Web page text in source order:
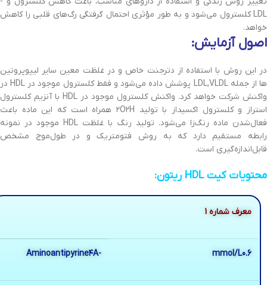
LDL کلسترول می‌شود و به‌ طور مؤثری‌ احتمال گرفتگی‌ رگ‌های قلبی‌ را کاهش‌
خواهد.
اصول آزمایش‌:
در این‌ روش با استفاده از دترجنت‌ خاص و در غلظت‌ معین‌ سایر لیپوپروتین
ها از جمله‌ LDL,VLDL پوشش‌ داده می‌شود و فقط‌ کلسترول موجود در HDL در
واکنش‌ شرکت‌ خواهد کرد. واکنش‌ کلسترول موجود در HDL با آنزیم‌ کلسترول
استراز و کلسترول اکسیداز با تولید ٢O٢H همراه است‌ که‌ این‌ ماده باعث‌
فعال‌شدن ماده رنگ‌زا می‌شود. تولید رنگ‌ با غلظت HDL موجود در نمونه
رابطه‌ مستقیم‌ دارد که‌ به‌ روش فتومتریک‌ و در طول‌موج مشخص‌
قابل‌اندازه‌گیری است.
محتویات کیت HDL ریتون‌:
معرف شماره 1
mmol/L0.6 -Aminoantipyrine٤A